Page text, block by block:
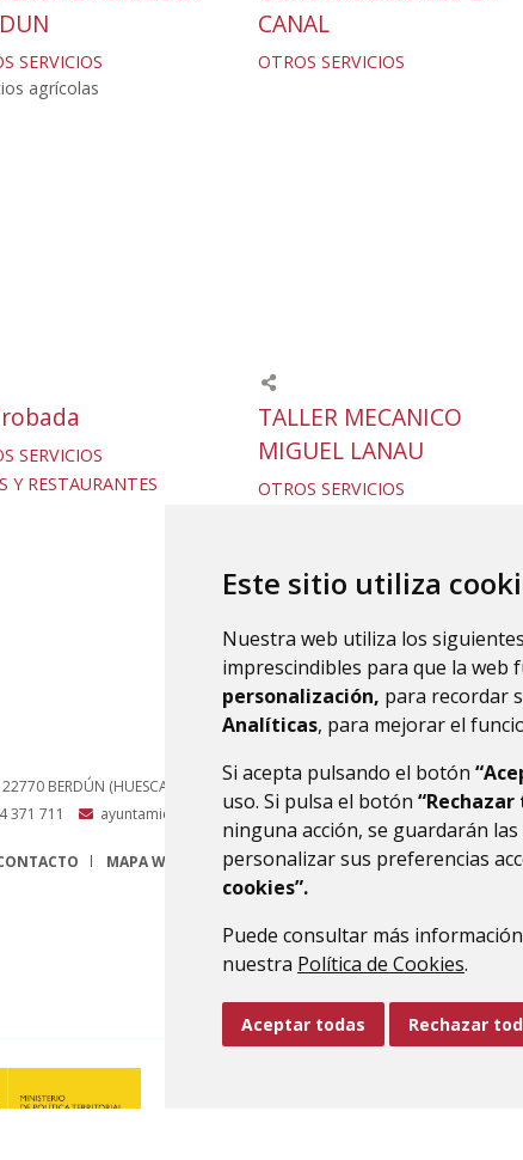
Este sitio utiliza
Nuestra web utiliza los
imprescindibles para que la web
personalización, para recordar
Analíticas, para mejorar el
Si acepta pulsando el botón
uso. Si pulsa el botón “Rechazar
ninguna acción, se guardarán
personalizar sus preferencias
cookies”.
Puede consultar más
nuestra Política de Cookies.
Aceptar todas Rechazar
SERVICIOS
agrícolas
CANAL
OTROS SERVICIOS
SERVICIOS
Y RESTAURANTES
TALLER MECANICO
MIGUEL LANAU
OTROS SERVICIOS
Servicios agrícolas
22770 BERDÚN (HUESCA) - ARAGÓN (ESPAÑA)
371 711 ayuntamiento@canaldeberdun.es
MAPA WEB AVISO LEGAL PROTECCIÓN DE DATOS